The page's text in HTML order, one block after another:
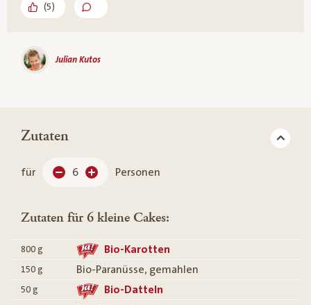
(5)
Julian Kutos
Zutaten
für 6 Personen
Zutaten für 6 kleine Cakes:
800 g Bio-Karotten
150 g Bio-Paranüsse, gemahlen
50 g Bio-Datteln